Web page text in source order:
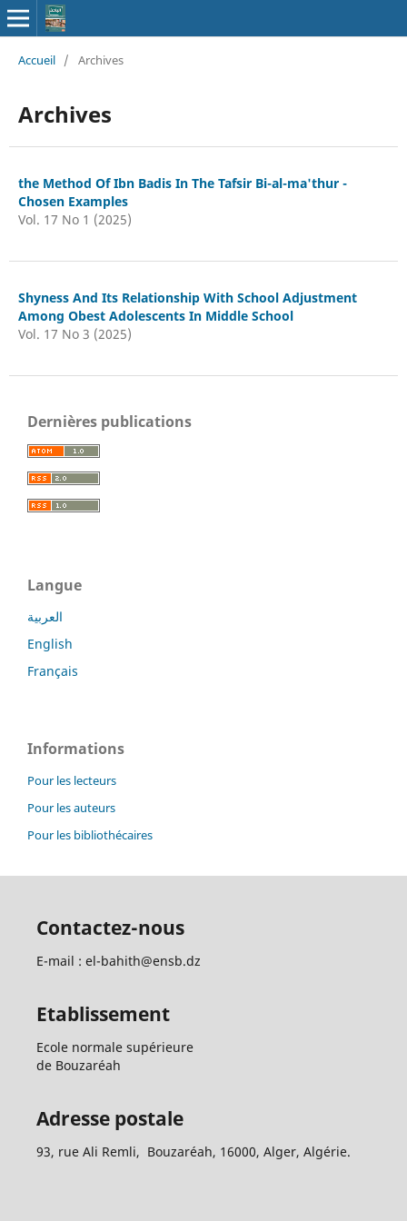
Accueil / Archives
Archives
the Method Of Ibn Badis In The Tafsir Bi-al-ma'thur -
Chosen Examples
Vol. 17 No 1 (2025)
Shyness And Its Relationship With School Adjustment
Among Obest Adolescents In Middle School
Vol. 17 No 3 (2025)
Dernières publications
Langue
العربية
English
Français
Informations
Pour les lecteurs
Pour les auteurs
Pour les bibliothécaires
Contactez-nous
E-mail : el-bahith@ensb.dz
Etablissement
Ecole normale supérieure
de Bouzaréah
Adresse postale
93, rue Ali Remli, Bouzaréah, 16000, Alger, Algérie.